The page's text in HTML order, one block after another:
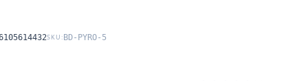
SKU: BD-PYRO-5